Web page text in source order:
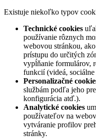
Existuje niekoľko typov
Technické cookies
používanie rôznych
webovou stránkou,
prístupu do určitých
vypĺňanie formulárov,
funkcií (videá, sociálne
Personalizačné
službám podľa jeho
konfigurácia atď.).
Analytické cookies
používateľov na
vytváranie profilov
stránky.